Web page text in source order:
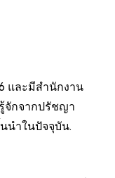
และมีสำนักงาน
จักจากปรัชญา
นำในปัจจุบัน.